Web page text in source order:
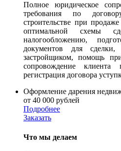
Полное юридическое
требования по
строительстве при
оптимальной схемы
налогообложению,
документов для сделки,
застройщиком, помощь
сопровождение
регистрация договора
Оформление дарения
от 40 000 рублей
Подробнее
Заказать
Что мы делаем